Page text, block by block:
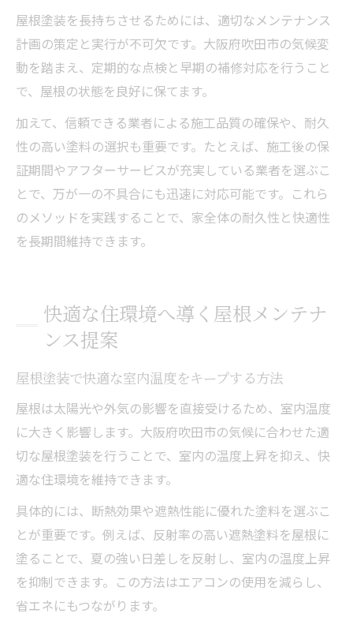
屋根塗装を長持ちさせるためには、適切なメンテナンス
計画の策定と実行が不可欠です。大阪府吹田市の気候変
動を踏まえ、定期的な点検と早期の補修対応を行うこと
で、屋根の状態を良好に保てます。
加えて、信頼できる業者による施工品質の確保や、耐久
性の高い塗料の選択も重要です。たとえば、施工後の保
証期間やアフターサービスが充実している業者を選ぶこ
とで、万が一の不具合にも迅速に対応可能です。これら
のメソッドを実践することで、家全体の耐久性と快適性
を長期間維持できます。
快適な住環境へ導く屋根メンテナ
ンス提案
屋根塗装で快適な室内温度をキープする方法
屋根は太陽光や外気の影響を直接受けるため、室内温度
に大きく影響します。大阪府吹田市の気候に合わせた適
切な屋根塗装を行うことで、室内の温度上昇を抑え、快
適な住環境を維持できます。
具体的には、断熱効果や遮熱性能に優れた塗料を選ぶこ
とが重要です。例えば、反射率の高い遮熱塗料を屋根に
塗ることで、夏の強い日差しを反射し、室内の温度上昇
を抑制できます。この方法はエアコンの使用を減らし、
省エネにもつながります。